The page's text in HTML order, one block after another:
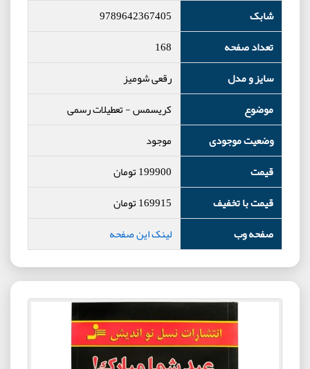
شابک
9789642367405
تعداد صفحه
168
سایز و مدل
رقعی شومیز
موضوع
کریسمس-تعطیلات رسمی
وضعیت موجودی
موجود
قیمت
199900تومان
قیمت با تخفیف
169915تومان
صفحه وب
لینک این صفحه